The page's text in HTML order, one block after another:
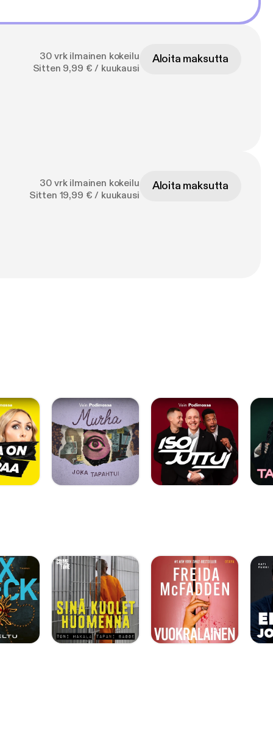
30 vrk ilmainen kokeilu
Sitten 9,99 € / kuukausi
Aloita maksutta
30 vrk ilmainen kokeilu
Sitten 19,99 € / kuukausi
Aloita maksutta